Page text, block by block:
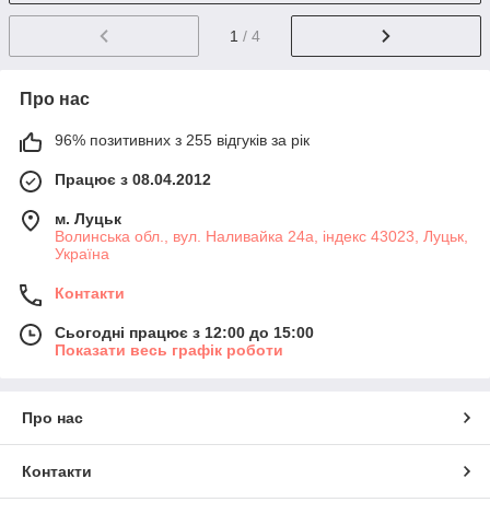
1 / 4
Про нас
96% позитивних з 255 відгуків за рік
Працює з 08.04.2012
м. Луцьк
Волинська обл., вул. Наливайка 24а, індекс 43023, Луцьк,
Україна
Контакти
Сьогодні працює з 12:00 до 15:00
Показати весь графік роботи
Про нас
Контакти